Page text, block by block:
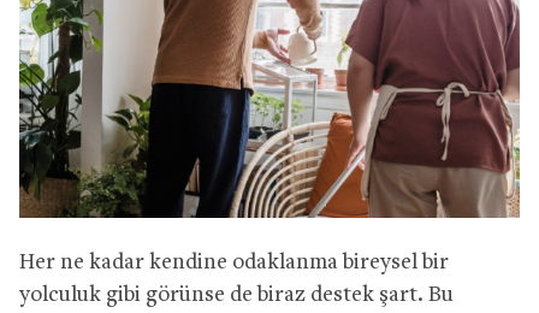
Her ne kadar kendine odaklanma bireysel bir
yolculuk gibi görünse de biraz destek şart. Bu